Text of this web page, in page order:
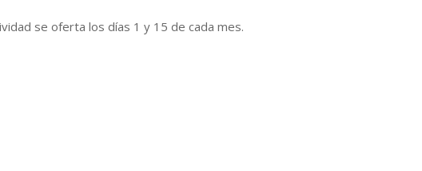
se oferta los días 1 y 15 de cada mes.